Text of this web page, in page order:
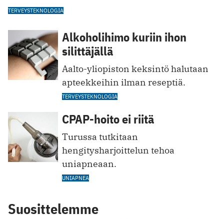
TERVEYSTEKNOLOGIA
Alkoholihimo kuriin ihon
silittäjällä
Aalto-yliopiston keksintö halutaan
apteekkeihin ilman reseptiä.
TERVEYSTEKNOLOGIA
CPAP-hoito ei riitä
Turussa tutkitaan
hengitysharjoittelun tehoa
uniapneaan.
UNIAPNEA
Suosittelemme